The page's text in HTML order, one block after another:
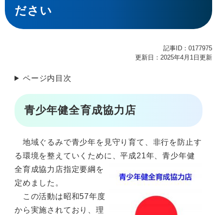
ださい
記事ID：0177975
更新日：2025年4月1日更新
ページ内目次
青少年健全育成協力店
地域ぐるみで青少年を見守り育て、非行を防止す
る環境を整えていくために、平成21年、青少年健
全育成協力店指定要綱を
定めました。
この活動は昭和57年度
から実施されており、理